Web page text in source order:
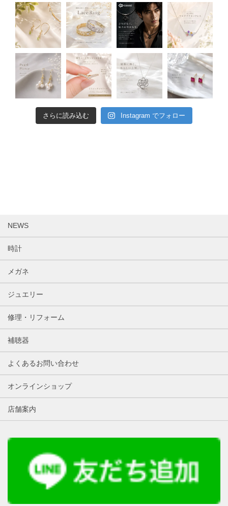
さらに読み込む Instagram でフォロー
NEWS
時計
メガネ
ジュエリー
修理・リフォーム
補聴器
よくあるお問い合わせ
オンラインショップ
店舗案内